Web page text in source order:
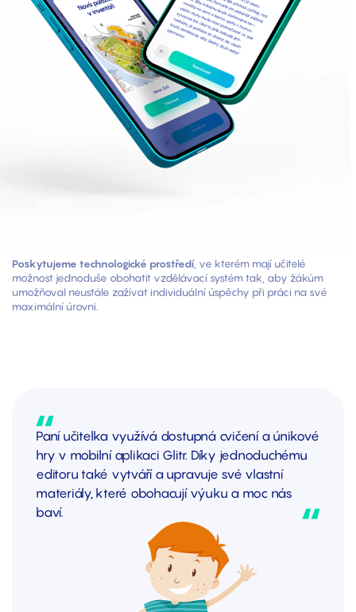
Poskytujeme technologické prostředí, ve kterém mají učitelé
možnost jednoduše obohatit vzdělávací systém tak, aby žákům
umožňoval neustále zažívat individuální úspěchy při práci na své
maximální úrovni.
Paní učitelka využívá dostupná cvičení a únikové
hry v mobilní aplikaci Glitr. Díky jednoduchému
editoru také vytváří a upravuje své vlastní
materiály, které obohacují výuku a moc nás
baví.